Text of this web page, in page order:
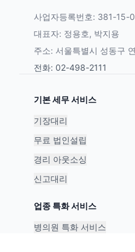
사업자등록번호: 381-15-
대표자: 정용호, 박지용
주소: 서울특별시 성동구
전화: 02-498-2111
기본 세무 서비스
기장대리
무료 법인설립
경리 아웃소싱
신고대리
업종 특화 서비스
병의원 특화 서비스